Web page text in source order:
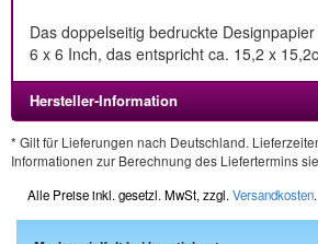
Das doppelseitig bedruckte
6 x 6 Inch, das entspricht ca. 15,2 x
Hersteller-Information
* Gilt für Lieferungen nach Deutschland.
Informationen zur Berechnung des Liefertermins
Alle Preise inkl. gesetzl. MwSt, zzgl. Versandkosten.